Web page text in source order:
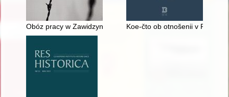
Obóz pracy w Zawidzyniu 1942-1944 : w 80. rocznicę
Koe-čto ob otnošenii v Persii k